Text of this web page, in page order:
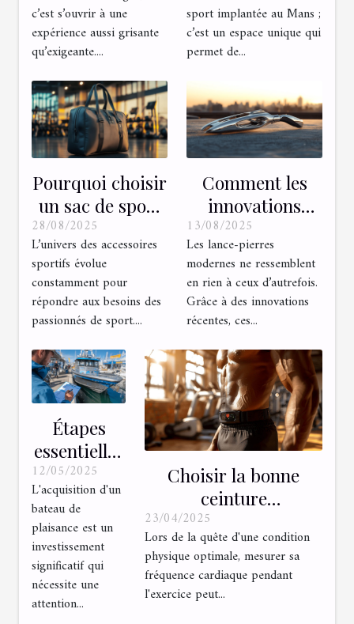
montagne ?
c’est s’ouvrir à une
expérience aussi grisante
qu’exigeante....
dédiée à ce sport
sport implantée au Mans ;
c’est un espace unique qui
permet de...
Pourquoi choisir
un sac de sport
avec fixation
magnétique ?
28/08/2025
L’univers des accessoires
sportifs évolue
constamment pour
répondre aux besoins des
passionnés de sport....
Comment les
innovations
récentes
améliorent-elles
les lance-pierres
modernes ?
13/08/2025
Les lance-pierres
modernes ne ressemblent
en rien à ceux d’autrefois.
Grâce à des innovations
récentes, ces...
Étapes
essentielles
pour
l'inspection
d'un bateau
de
plaisance
avant
l'achat
12/05/2025
L'acquisition d'un
bateau de
plaisance est un
investissement
significatif qui
nécessite une
attention...
Choisir la bonne
ceinture
cardiofréquencemètre
pour votre
entraînement
23/04/2025
Lors de la quête d'une condition
physique optimale, mesurer sa
fréquence cardiaque pendant
l'exercice peut...